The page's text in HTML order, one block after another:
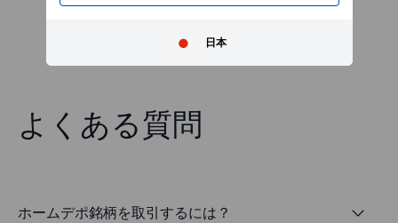
日本
よくある質問
ホームデポ銘柄を取引するには？